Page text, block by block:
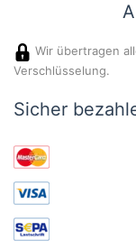
Wir übertragen
Verschlüsselung.
Sicher